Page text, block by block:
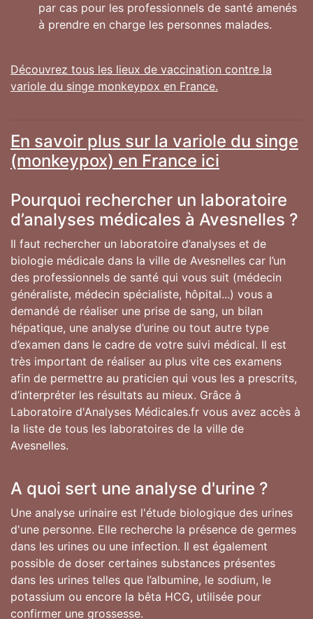
par cas pour les professionnels de santé amenés
à prendre en charge les personnes malades.
Découvrez tous les lieux de vaccination contre la
variole du singe monkeypox en France.
En savoir plus sur la variole du singe
(monkeypox) en France ici
Pourquoi rechercher un laboratoire
d’analyses médicales à Avesnelles ?
Il faut rechercher un laboratoire d’analyses et de
biologie médicale dans la ville de Avesnelles car l’un
des professionnels de santé qui vous suit (médecin
généraliste, médecin spécialiste, hôpital...) vous a
demandé de réaliser une prise de sang, un bilan
hépatique, une analyse d’urine ou tout autre type
d’examen dans le cadre de votre suivi médical. Il est
très important de réaliser au plus vite ces examens
afin de permettre au praticien qui vous les a prescrits,
d’interpréter les résultats au mieux. Grâce à
Laboratoire d'Analyses Médicales.fr vous avez accès à
la liste de tous les laboratoires de la ville de
Avesnelles.
A quoi sert une analyse d'urine ?
Une analyse urinaire est l'étude biologique des urines
d'une personne. Elle recherche la présence de germes
dans les urines ou une infection. Il est également
possible de doser certaines substances présentes
dans les urines telles que l’albumine, le sodium, le
potassium ou encore la bêta HCG, utilisée pour
confirmer une grossesse.